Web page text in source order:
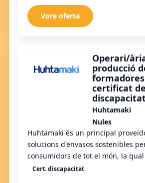
Vore oferta
Operari/
producció
certificat de
Huhtamaki
Nules
Huhtamaki és un principal
solucions d'envasos sostenibles
consumidors de tot el món, la
benestar i la comoditat. Els
Cert. discapacitat